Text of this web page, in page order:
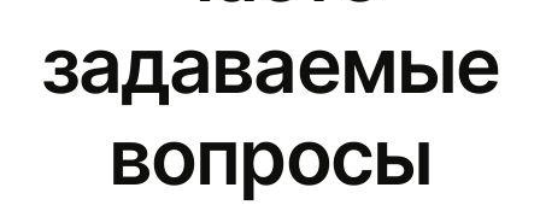
задаваемые
вопросы